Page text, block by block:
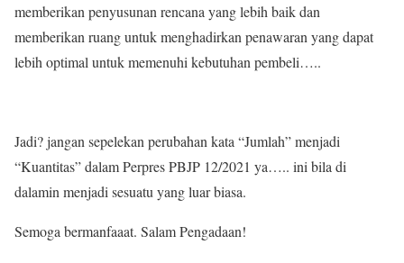
memberikan penyusunan rencana yang lebih baik dan
memberikan ruang untuk menghadirkan penawaran yang dapat
lebih optimal untuk memenuhi kebutuhan pembeli…..
Jadi? jangan sepelekan perubahan kata “Jumlah” menjadi
“Kuantitas” dalam Perpres PBJP 12/2021 ya….. ini bila di
dalamin menjadi sesuatu yang luar biasa.
Semoga bermanfaaat. Salam Pengadaan!